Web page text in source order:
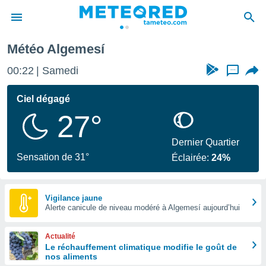
de
Météo Algemesí
00:22 Samedi ...
Ciel dégagé
27°
Sensation de 31°
Dernier Quartier
Éclairée:24%
Vigilance jaune
Alerte canicule de niveau modéré à Algemesí aujourd’hui
Actualité
Le réchauffement climatique modifie le goût de
nos aliments